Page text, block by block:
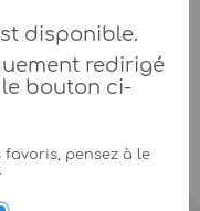
disponible.
redirigé
bouton ci-
favoris, pensez à le